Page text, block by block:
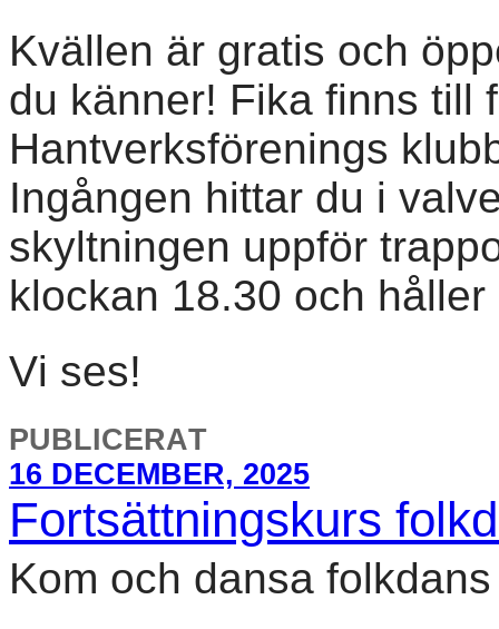
Kvällen är gratis och
du känner! Fika finns till
Hantverksförenings
Ingången hittar du i
skyltningen uppför
klockan 18.30 och
Vi ses!
PUBLICERAT
16 DECEMBER, 2025
Fortsättningskurs
Kom och dansa